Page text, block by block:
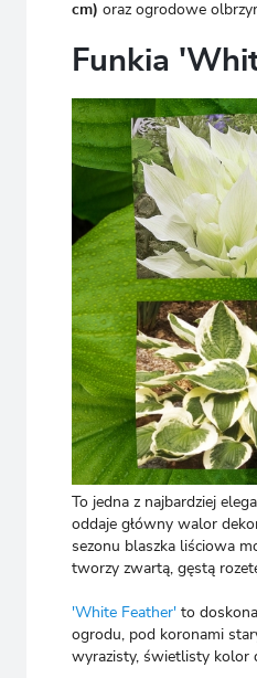
cm) oraz ogrodowe
Funkia
To jedna z najbardziej
oddaje główny walor
sezonu blaszka liściowa
tworzy zwartą, gęstą
'White Feather'to
ogrodu, pod koronami
wyrazisty, świetlisty kolor